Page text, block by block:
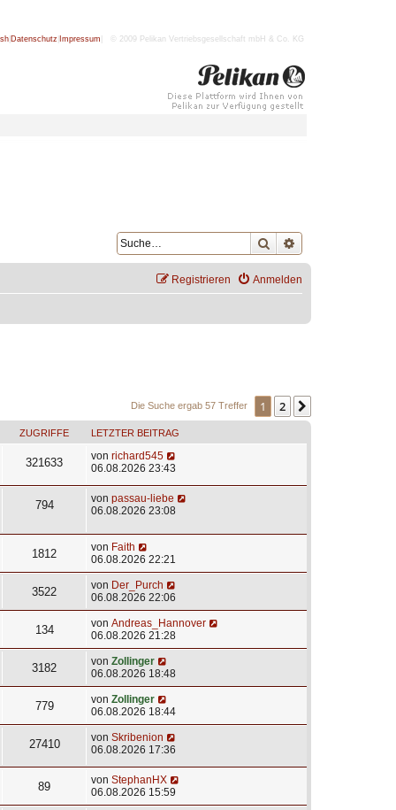
Datenschutz Impressum | © 2009 Pelikan Vertriebsgesellschaft mbH & Co. KG
Suche
Anmelden
Registrieren
Die Suche ergab 57 Treffer 1 2
ZUGRIFFE LETZTER BEITRAG
321633 von richard545
06.08.2026 23:43
794 von passau-liebe
06.08.2026 23:08
1812 von Faith
06.08.2026 22:21
3522 von Der_Purch
06.08.2026 22:06
134 von Andreas_Hannover
06.08.2026 21:28
3182 von Zollinger
06.08.2026 18:48
779 von Zollinger
06.08.2026 18:44
27410 von Skribenion
06.08.2026 17:36
89 von StephanHX
06.08.2026 15:59